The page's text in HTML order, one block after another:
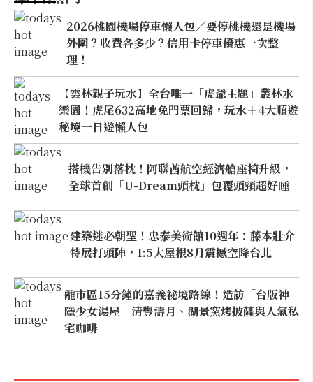
2026桃園機場停車懶人包／要停桃機還是機場
外圍？收費各多少？信用卡停車優惠一次整
理！
【雲林親子玩水】全台唯一「虎爺主題」叢林水
樂園！虎尾632高地免門票回歸，玩水＋4大順遊
秘境一日遊懶人包
搭機告別落枕！阿聯酋航空經濟艙座椅升級，
全球首創「U-Dream頭枕」包覆頭頸超好睡
建築迷必朝聖！忠泰美術館10週年：藤本壯介
特展打頭陣，1:5大屋根8月震撼空降台北
離市區15分鐘的嘉義祕境路線！造訪「台版神
隱少女湯屋」清豐濤月、湖景窯烤披薩與人氣私
宅咖啡